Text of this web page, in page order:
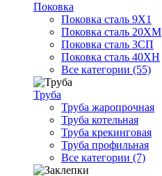
Поковка
Поковка сталь 9Х1
Поковка сталь 20ХМ
Поковка сталь 3СП
Поковка сталь 40ХН
Все категории (55)
Труба
Труба жаропрочная
Труба котельная
Труба крекинговая
Труба профильная
Все категории (7)